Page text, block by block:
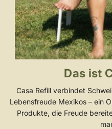
Das ist
Casa Refill verbindet
Lebensfreude Mexikos – ein
Produkte, die Freude